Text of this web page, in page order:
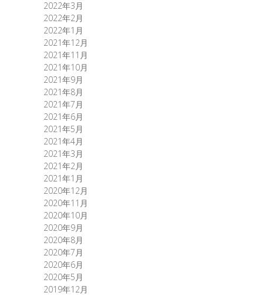
2022年3月
2022年2月
2022年1月
2021年12月
2021年11月
2021年10月
2021年9月
2021年8月
2021年7月
2021年6月
2021年5月
2021年4月
2021年3月
2021年2月
2021年1月
2020年12月
2020年11月
2020年10月
2020年9月
2020年8月
2020年7月
2020年6月
2020年5月
2019年12月